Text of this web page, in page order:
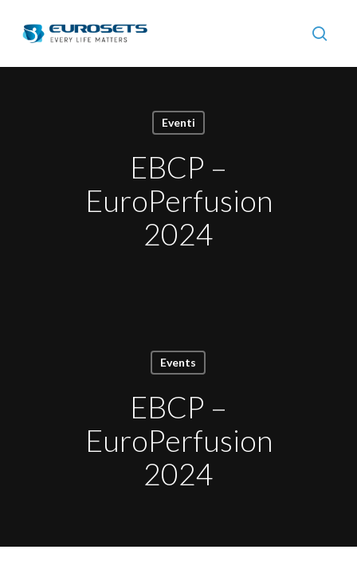
content
Eventi
EBCP –
EuroPerfusion
2024
Events
EBCP –
EuroPerfusion
2024